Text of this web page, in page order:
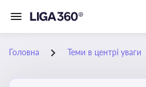
Головна Теми в центрі уваги